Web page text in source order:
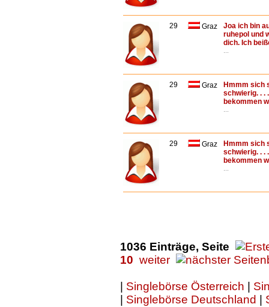
29 Graz
Joa ich bin
ruhepol und
dich. Ich
29 Graz
Hmmm sich
schwierig. . .
bekommen
29 Graz
Hmmm sich
schwierig. . .
bekommen
1036 Einträge, Seite
10 weiter
Singlebörse Österreich
Singlebörse Deutschland